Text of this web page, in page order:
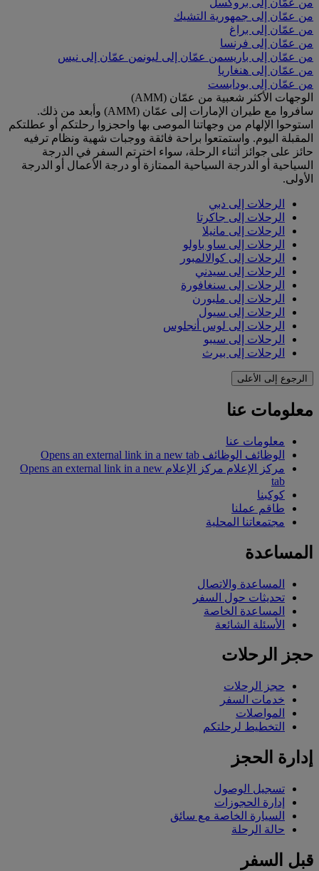
من عمّان إلى جمهورية التشيك
من عمّان إلى براغ
من عمّان إلى فرنسا
من عمّان إلى باريسمن عمّان إلى ليونمن عمّان إلى نيس
من عمّان إلى هنغاريا
من عمّان إلى بودابست
الوجهات الأكثر شعبية من عمّان (AMM)
سافروا مع طيران الإمارات إلى عمّان (AMM) وأبعد من ذلك.
استوحوا الإلهام من وجهاتنا الموصى بها واحجزوا رحلتكم أو عطلتكم
المقبلة اليوم. واستمتعوا براحة فائقة ووجبات شهية ونظام ترفيه
حائز على جوائز أثناء الرحلة، سواء اخترتم السفر في الدرجة
السياحية أو الدرجة السياحية الممتازة أو درجة الأعمال أو الدرجة
الأولى.
الرحلات إلى دبي
الرحلات إلى جاكرتا
الرحلات إلى مانيلا
الرحلات إلى ساو باولو
الرحلات إلى كوالالمبور
الرحلات إلى سيدني
الرحلات إلى سنغافورة
الرحلات إلى ملبورن
الرحلات إلى سيول
الرحلات إلى لوس أنجلوس
الرحلات إلى سيبو
الرحلات إلى بيرث
الرجوع إلى الأعلى
معلومات عنا
معلومات عنا
الوظائف الوظائف Opens an external link in a new tab
مركز الإعلام
مركز الإعلام Opens an external link in a new
tab
كوكبنا
طاقم عملنا
مجتمعاتنا المحلية
المساعدة
المساعدة والاتصال
تحديثات حول السفر
المساعدة الخاصة
الأسئلة الشائعة
حجز الرحلات
حجز الرحلات
خدمات السفر
المواصلات
التخطيط لرحلتكم
إدارة الحجز
تسجيل الوصول
إدارة الحجوزات
السيارة الخاصة مع سائق
حالة الرحلة
قبل السفر